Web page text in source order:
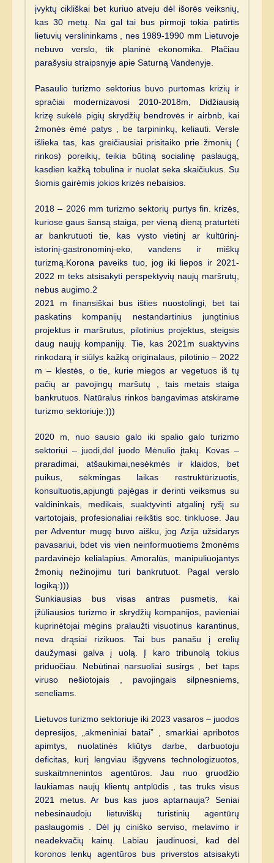
įvyktų cikliškai bet kuriuo atveju dėl išorės veiksnių,
kas 30 metų. Na gal tai bus pirmoji tokia patirtis
lietuvių verslininkams , nes 1989-1990 mm Lietuvoje
nebuvo verslo, tik planinė ekonomika. Plačiau
parašysiu straipsnyje apie Saturną Vandenyje.
Pasaulio turizmo sektorius buvo purtomas krizių ir
spračiai modernizavosi 2010-2018m, Didžiausią
krizę sukėlė pigių skrydžių bendrovės ir airbnb, kai
žmonės ėmė patys , be tarpininkų, keliauti. Versle
išlieka tas, kas greičiausiai prisitaiko prie žmonių (
rinkos) poreikių, teikia būtiną socialinę paslaugą,
kasdien kažką tobulina ir nuolat seka skaičiukus. Su
šiomis gairėmis jokios krizės nebaisios.
2018 – 2026 mm turizmo sektorių purtys fin. krizės,
kuriose gaus šansą staiga, per vieną dieną praturtėti
ar bankrutuoti tie, kas vysto vietinį ar kultūrinį-
istorinį-gastronominį-eko, vandens ir miškų
turizmą.Korona paveiks tuo, jog iki liepos ir 2021-
2022 m teks atsisakyti perspektyvių naujų maršrutų,
nebus augimo.2
2021 m finansiškai bus išties nuostolingi, bet tai
paskatins kompanijų nestandartinius jungtinius
projektus ir maršrutus, pilotinius projektus, steigsis
daug naujų kompanijų. Tie, kas 2021m suaktyvins
rinkodarą ir siūlys kažką originalaus, pilotinio – 2022
m – klestės, o tie, kurie miegos ar vegetuos iš tų
pačių ar pavojingų maršutų , tais metais staiga
bankrutuos. Natūralus rinkos bangavimas atskirame
turizmo sektoriuje:)))
2020 m, nuo sausio galo iki spalio galo turizmo
sektoriui – juodi,dėl juodo Mėnulio įtakų. Kovas –
praradimai, atšaukimai,nesėkmės ir klaidos, bet
puikus, sėkmingas laikas restruktūrizuotis,
konsultuotis,apjungti pajėgas ir derinti veiksmus su
valdininkais, medikais, suaktyvinti atgalinį ryšį su
vartotojais, profesionaliai reikštis soc. tinkluose. Jau
per Adventur mugę buvo aišku, jog Azija užsidarys
pavasariui, bdet vis vien neinformuotiems žmonėms
pardavinėjo kelialapius. Amoralūs, manipuliuojantys
žmonių nežinojimu turi bankrutuot. Pagal verslo
logiką:)))
Sunkiausias bus visas antras pusmetis, kai
įžūliausios turizmo ir skrydžių kompanijos, pavieniai
kuprinėtojai mėgins pralaužti visuotinus karantinus,
neva drąsiai rizikuos. Tai bus panašu į erelių
daužymasi galva į uolą. Į karo tribunolą tokius
priduočiau. Nebūtinai narsuoliai susirgs , bet taps
viruso nešiotojais , pavojingais silpnesniems,
seneliams.
Lietuvos turizmo sektoriuje iki 2023 vasaros – juodos
depresijos, „akmeniniai batai” , smarkiai apribotos
apimtys, nuolatinės kliūtys darbe, darbuotoju
deficitas, kurį lengviau išgyvens technologizuotos,
suskaitmnenintos agentūros. Jau nuo gruodžio
laukiamas naujų klientų antplūdis , tas truks visus
2021 metus. Ar bus kas juos aptarnauja? Seniai
nebesinaudoju lietuviškų turistinių agentūrų
paslaugomis . Dėl jų ciniško serviso, melavimo ir
neadekvačių kainų. Labiau jaudinuosi, kad dėl
koronos lenkų agentūros bus priverstos atsisakyti